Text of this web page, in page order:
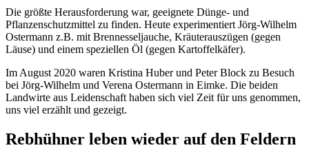
Die größte Herausforderung war, geeignete Dünge- und
Pflanzenschutzmittel zu finden. Heute experimentiert Jörg-Wilhelm
Ostermann z.B. mit Brennesseljauche, Kräuterauszügen (gegen
Läuse) und einem speziellen Öl (gegen Kartoffelkäfer).
Im August 2020 waren Kristina Huber und Peter Block zu Besuch
bei Jörg-Wilhelm und Verena Ostermann in Eimke. Die beiden
Landwirte aus Leidenschaft haben sich viel Zeit für uns genommen,
uns viel erzählt und gezeigt.
Rebhühner leben wieder auf den Feldern